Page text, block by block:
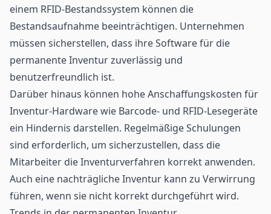
einem RFID-Bestandssystem können die
Bestandsaufnahme beeinträchtigen. Unternehmen
müssen sicherstellen, dass ihre Software für die
permanente Inventur zuverlässig und
benutzerfreundlich ist.
Darüber hinaus können hohe Anschaffungskosten für
Inventur-Hardware wie Barcode- und RFID-Lesegeräte
ein Hindernis darstellen. Regelmäßige Schulungen
sind erforderlich, um sicherzustellen, dass die
Mitarbeiter die Inventurverfahren korrekt anwenden.
Auch eine nachträgliche Inventur kann zu Verwirrung
führen, wenn sie nicht korrekt durchgeführt wird.